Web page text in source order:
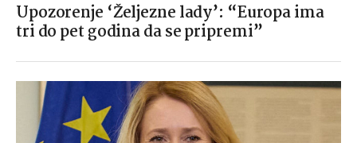
Upozorenje ‘Željezne lady’: “Europa ima
tri do pet godina da se pripremi”